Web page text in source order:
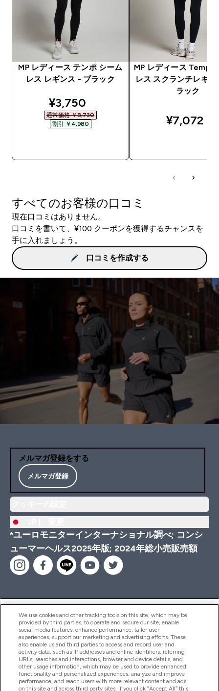
MP レディース テンポ シーム
レス レギンス - ブラック
discounted price
¥3,750‎
通常価格 ￥8,730‎
割引 ￥4,980‎
MP レディース Tempo
レス スクランチレギ
ラック
¥7,072‎
すべてのお客様の口コミ
現在口コミはありません。
口コミを書いて、¥100 クーポンを獲得するチャンスを
手に入れましょう。
口コミを作成する
メルマガ登録をする
メルマガ登録
*ユーロモニターインターナショナル調べ; コンシ
ューマーヘルス2025年版; 2024年総小売販売額
ヘルプ＆ガイド
商品について
会社概要
We use cookies and other tracking tools on this site, which may be
provided by third parties, to operate and secure our site, enable
social media features, enhance performance, tailor user
experiences, support our marketing and advertising efforts. These
also enable us and third parties to access and record user and
activity data, such as IP addresses and online identifiers, referring
URLs, searches and interactions, browser and device details, and
other usage information, which may be used to provide enhanced
functionality and personalized experiences, analyze and improve
performance, and reach users with more relevant content and ads
on this site and across third party sites. If you click “Accept All” this